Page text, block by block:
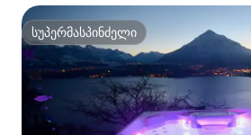
სუპერმასპინძელი
სუპერმასპინძელი